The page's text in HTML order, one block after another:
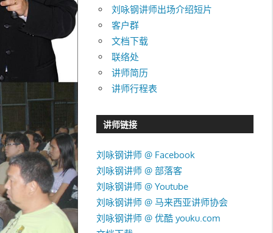
刘咏钢讲师出场介绍短片
客户群
文档下载
联络处
讲师简历
讲师行程表
讲师链接
刘咏钢讲师 @ Facebook
刘咏钢讲师 @ 部落客
刘咏钢讲师 @ Youtube
刘咏钢讲师 @ 马来西亚讲师协会
刘咏钢讲师 @ 优酷 youku.com